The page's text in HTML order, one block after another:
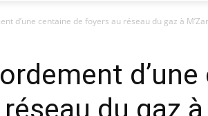
d’une centaine de foyers au réseau du gaz à
du gaz à